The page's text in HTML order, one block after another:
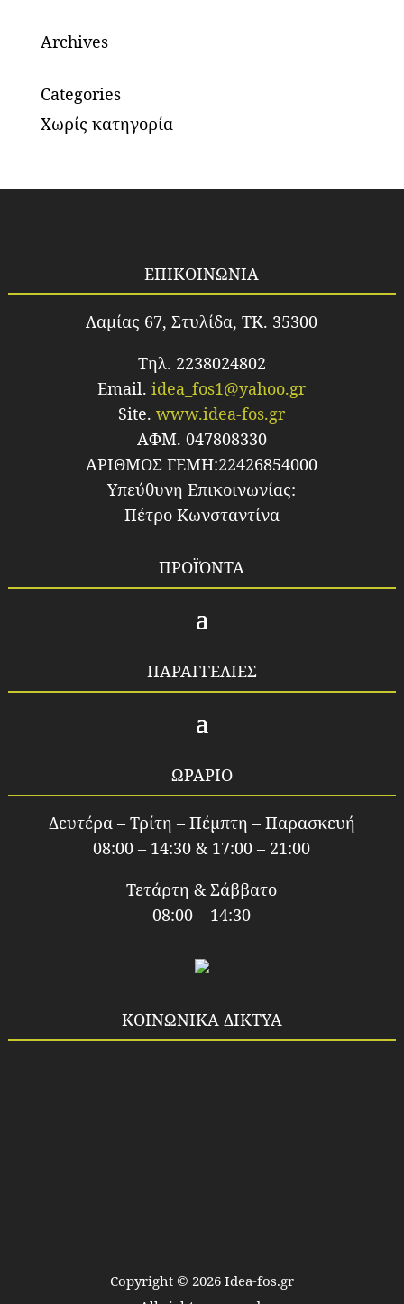
Archives
Categories
Χωρίς κατηγορία
ΕΠΙΚΟΙΝΩΝΙΑ
Λαμίας 67, Στυλίδα, TK. 35300
Τηλ. 2238024802
Email.idea_fos1@yahoo.gr
Site.www.idea-fos.gr
ΑΦΜ. 047808330
ΑΡΙΘΜΟΣ ΓΕΜΗ:22426854000
Υπεύθυνη Επικοινωνίας:
Πέτρο Κωνσταντίνα
ΠΡΟΪΌΝΤΑ
ΠΑΡΑΓΓΕΛΙΕΣ
ΩΡΑΡΙΟ
Δευτέρα – Τρίτη – Πέμπτη – Παρασκευή
08:00 – 14:30 & 17:00 – 21:00
Τετάρτη & Σάββατο
08:00 – 14:30
ΚΟΙΝΩΝΙΚΑ ΔΙΚΤΥΑ
Copyright © 2026Idea-fos.gr